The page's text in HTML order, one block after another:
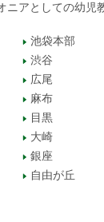
ニアとしての幼児
池袋本部
渋谷
広尾
麻布
目黒
大崎
銀座
自由が丘